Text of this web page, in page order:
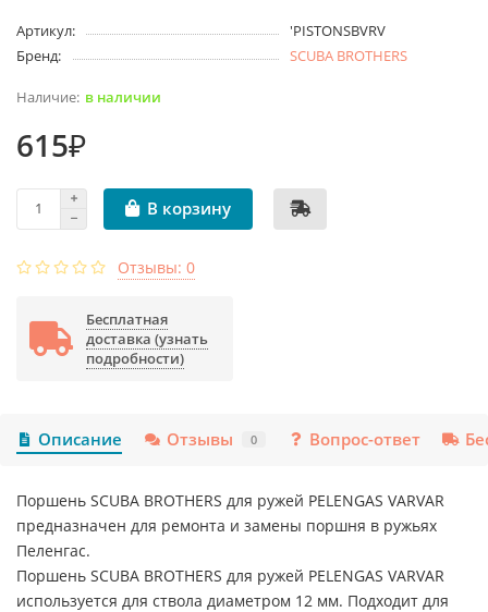
Артикул:
'PISTONSBVRV
Бренд:
SCUBA BROTHERS
в наличии
615₽
В корзину
Отзывы: 0
Бесплатная
доставка (узнать
подробности)
Описание Отзывы 0 Вопрос-ответ
Поршень SCUBA BROTHERS для ружей PELENGAS VARVAR
предназначен для ремонта и замены поршня в ружьях
Пеленгас.
Поршень SCUBA BROTHERS для ружей PELENGAS VARVAR
используется для ствола диаметром 12 мм. Подходит для